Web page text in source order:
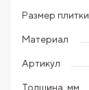
Размер плитки
Материал
Артикул
Толщина, мм